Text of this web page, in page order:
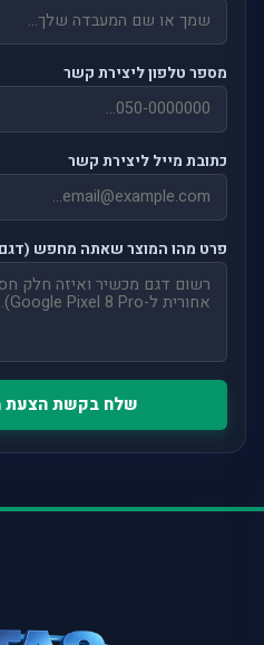
מספר טלפון ליצירת קשר
כתובת מייל ליצירת קשר
פרט מהו המוצר שאתה מחפש
שלח בקשת הצעת